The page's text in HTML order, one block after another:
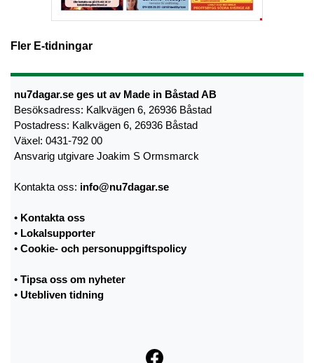
Fler E-tidningar
nu7dagar.se ges ut av Made in Båstad AB
Besöksadress: Kalkvägen 6, 26936 Båstad
Postadress: Kalkvägen 6, 26936 Båstad
Växel: 0431-792 00
Ansvarig utgivare Joakim S Ormsmarck
Kontakta oss: info@nu7dagar.se
• Kontakta oss
• Lokalsupporter
• Cookie- och personuppgiftspolicy
• Tipsa oss om nyheter
• Utebliven tidning